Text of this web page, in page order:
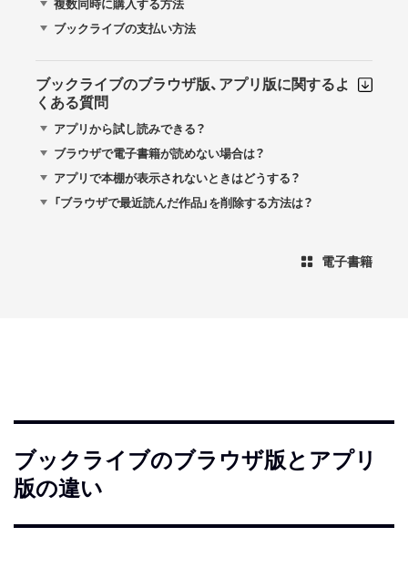
複数同時に購入する方法
ブックライブの支払い方法
ブックライブのブラウザ版、アプリ版に関するよ
くある質問
アプリから試し読みできる？
ブラウザで電子書籍が読めない場合は？
アプリで本棚が表示されないときはどうする？
「ブラウザで最近読んだ作品」を削除する方法は？
電子書籍
ブックライブのブラウザ版とアプリ
版の違い